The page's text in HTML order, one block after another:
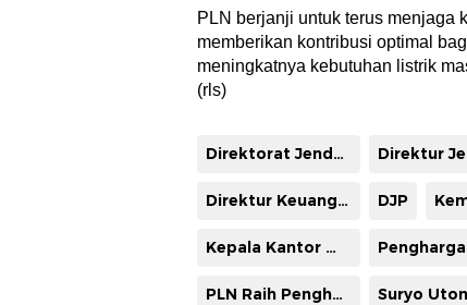
PLN berjanji untuk terus menjaga
memberikan kontribusi optimal
meningkatnya kebutuhan listrik
(rls)
Direktorat Jenderal Pajak
Direktur Keuangan PLN Sinthya Roesly DJP
Kepala Kantor Wilayah DJP Wajib Pajak Besar Yunirwansyah
PLN Raih Penghargaan Suryo